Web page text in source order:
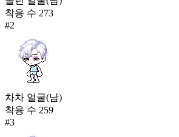
착용 수 273
#2
차차 얼굴(남)
착용 수 259
#3